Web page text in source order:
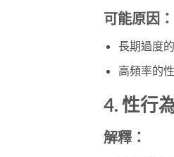
可能原因：
長期過度
高頻率的
4. 性行
解釋：